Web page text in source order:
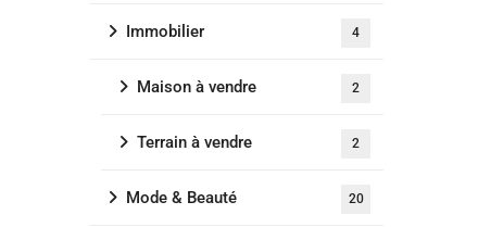
Immobilier 4
Maison à vendre 2
Terrain à vendre 2
Mode & Beauté 20